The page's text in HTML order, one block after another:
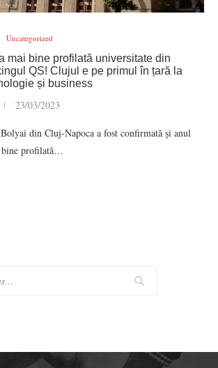
Uncategorized
mai bine profilată universitate din
QS! Clujul e pe primul în țară la
și business
23/03/2023
din Cluj-Napoca a fost confirmată și anul
bine profilată…